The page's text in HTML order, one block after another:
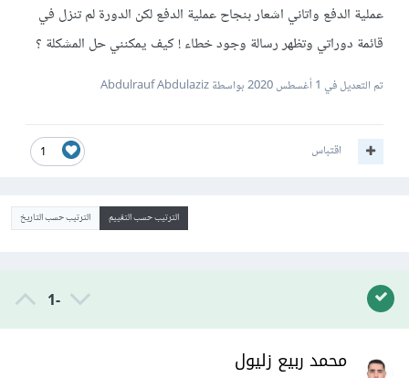
عملية الدفع واتاني اشعار بنجاح عملية الدفع لكن الدورة لم تنزل في
قائمة دوراتي وتظهر رسالة وجود خطاء ! كيف يمكنني حل المشكلة ؟
تم التعديل في 1 أغسطس 2020 بواسطة Abdulrauf Abdulaziz
1 اقتباس
الترتيب حسب التقييم الترتيب حسب التاريخ
-1
محمد ربيع زليول